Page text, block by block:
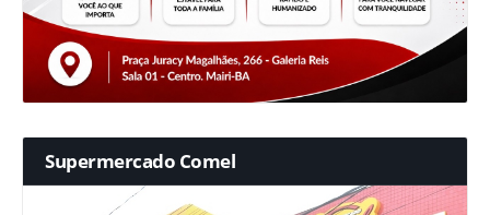
Supermercado Comel